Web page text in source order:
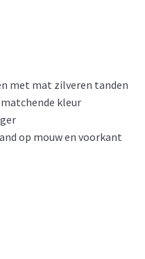
met mat zilveren tanden
kleur
op mouw en voorkant